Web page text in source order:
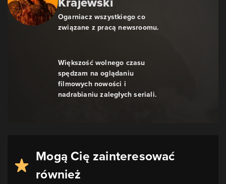
Ogarniacz wszystkiego co
związane z pracą newsroomu.
Większość wolnego czasu
spędzam na oglądaniu
filmowych nowości i
nadrabianiu zaległych seriali.
Mogą Cię zainteresować
również